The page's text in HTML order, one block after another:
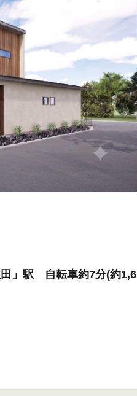
田」駅 自転車約7分(約1,6